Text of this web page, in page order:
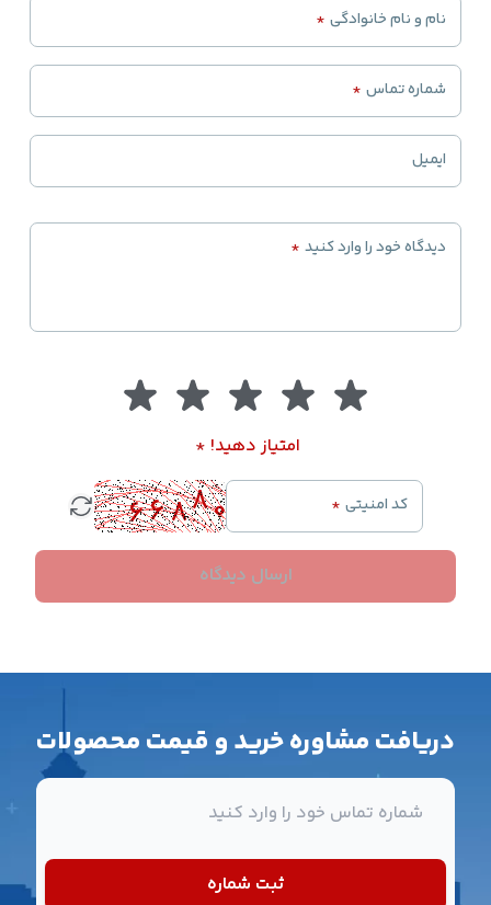
نام و نام خانوادگی *
شماره تماس *
ایمیل
دیدگاه خود را وارد کنید *
امتیاز دهید! *
کد امنیتی *
ارسال دیدگاه
دریافت مشاوره خرید و قیمت محصولات
شماره تماس
ثبت شماره